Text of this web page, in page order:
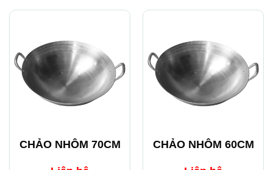
CHẢO NHÔM 70CM CHẢO NHÔM 60CM